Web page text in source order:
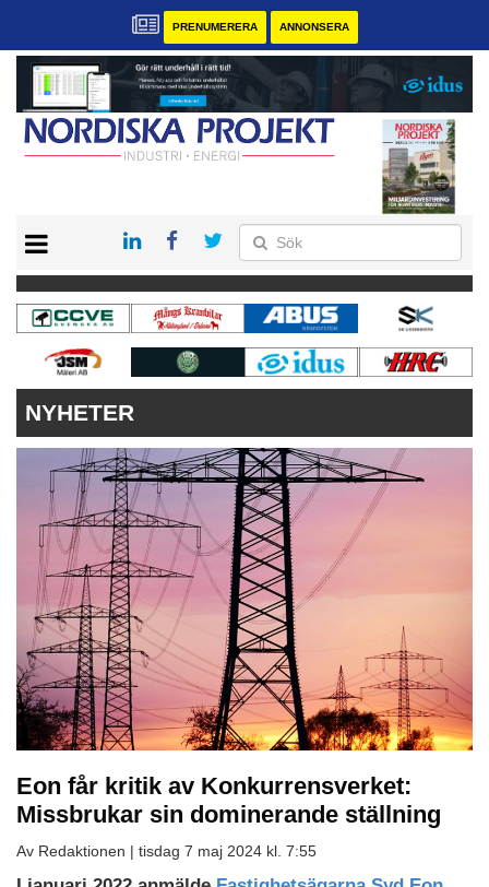
PRENUMERERA ANNONSERA
KONTAKT
VÅRA ANDRA MAGASIN
PRENUMERERA
ANNONSERA
NYHETER
Eon får kritik av Konkurrensverket:
Missbrukar sin dominerande ställning
Av Redaktionen | tisdag 7 maj 2024 kl. 7:55